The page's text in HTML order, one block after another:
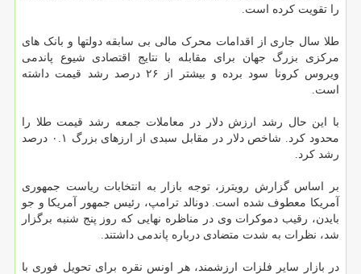
را تقویت کرده است.
طلا سال جاری از اقدامات محرک مالی بی سابقه دولتها و بانک های
مرکزی بزرگ جهان برای مقابله با نتایج اقتصادی شیوع پاندمی
ویروس کرونا سود برده و بیشتر از ۲۶ درصد رشد قیمت داشته
است.
با این حال رشد ارزش دلار در معاملات جمعه رشد قیمت طلا را
محدود کرد. شاخص دلار در مقابل سبدی از ارزهای بزرگ ۰.۱ درصد
رشد کرد.
بر اساس گزارش رویترز، توجه بازار به انتخابات ریاست جمهوری
آمریکا معطوف شده است. دونالد ترامپ، رئیس جمهور آمریکا و جو
بایدن، رقیب دموکرات وی در مناظره نهایی که روز پنج شنبه برگزار
شد، نظرات به شدت متضادی درباره پاندمی داشتند.
در بازار سایر فلزات ارزشمند، هر اونس نقره برای تحویل فوری با